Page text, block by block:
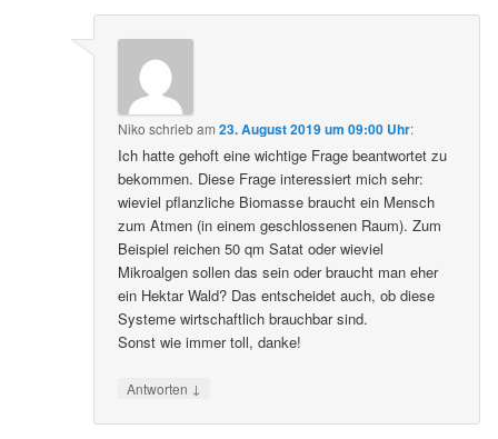
Niko schriebam23. August 2019 um 09:00 Uhr:
Ich hatte gehoft eine wichtige Frage beantwortet zu
bekommen. Diese Frage interessiert mich sehr:
wieviel pflanzliche Biomasse braucht ein Mensch
zum Atmen (in einem geschlossenen Raum). Zum
Beispiel reichen 50 qm Satat oder wieviel
Mikroalgen sollen das sein oder braucht man eher
ein Hektar Wald? Das entscheidet auch, ob diese
Systeme wirtschaftlich brauchbar sind.
Sonst wie immer toll, danke!
Antworten ↓